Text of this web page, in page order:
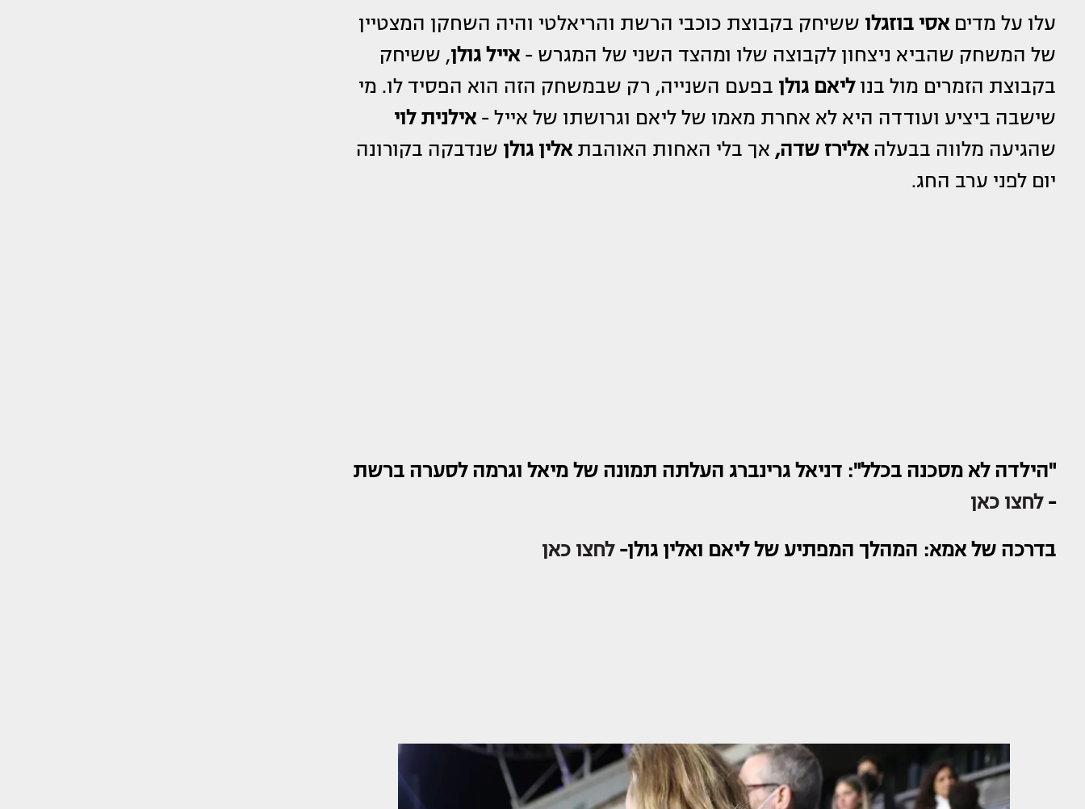
עלו על מדיםאסי בוזגלו ששיחק בקבוצת כוכבי הרשת והריאלטי והיה השחקן המצטיין
של המשחק שהביא ניצחון לקבוצה שלו ומהצד השני של המגרש -אייל גולן, ששיחק
בקבוצת הזמרים מול בנוליאם גולן בפעם השנייה, רק שבמשחק הזה הוא הפסיד לו. מי
שישבה ביציע ועודדה היא לא אחרת מאמו של ליאם וגרושתו של אייל - אילנית לוי
שהגיעה מלווה בבעלה אלירז שדה, אך בלי האחות האוהבת אלין גולן שנדבקה בקורונה
יום לפני ערב החג.
"הילדה לא מסכנה בכלל": דניאל גרינברג העלתה תמונה של מיאל וגרמה לסערה ברשת
-לחצו כאן
בדרכה של אמא: המהלך המפתיע של ליאם ואלין גולן-לחצו כאן